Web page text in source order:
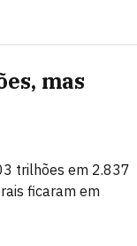
mas
trilhões em 2.837
ficaram em